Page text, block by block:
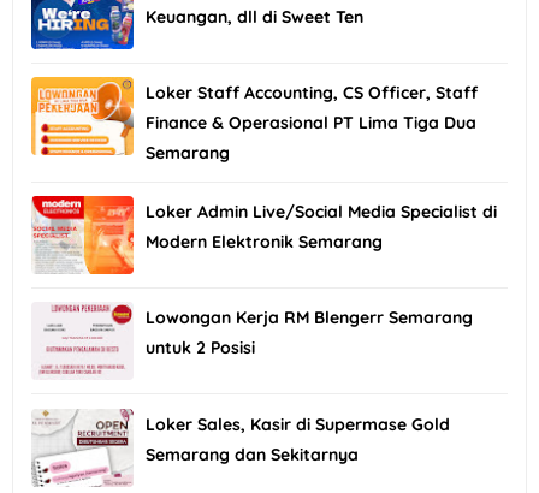
Keuangan, dll di Sweet Ten
Loker Staff Accounting, CS Officer, Staff
Finance & Operasional PT Lima Tiga Dua
Semarang
Loker Admin Live/Social Media Specialist di
Modern Elektronik Semarang
Lowongan Kerja RM Blengerr Semarang
untuk 2 Posisi
Loker Sales, Kasir di Supermase Gold
Semarang dan Sekitarnya